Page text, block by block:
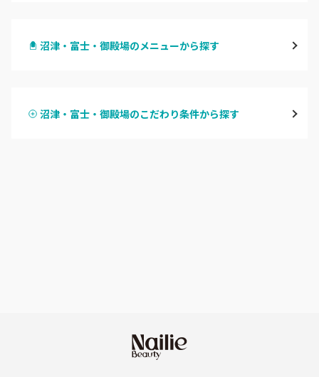
浜松
沼津・富士・御殿場のメニューから探す
ハンドスカルプ
沼津・富士・御殿場のこだわり条件から探す